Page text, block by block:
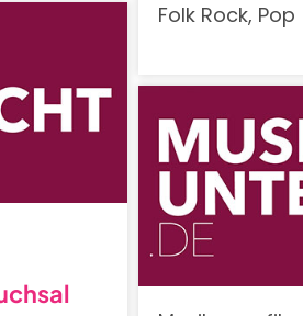
Folk Rock, Pop